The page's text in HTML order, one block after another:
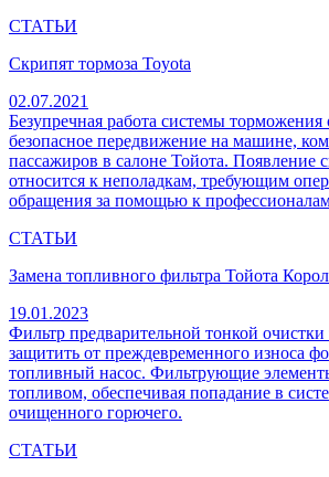
СТАТЬИ
Скрипят тормоза Toyota
02.07.2021
Безупречная работа системы торможения
безопасное передвижение на машине,
пассажиров в салоне Тойота. Появление
относится к неполадкам, требующим
обращения за помощью к
СТАТЬИ
Замена топливного фильтра Тойота
19.01.2023
Фильтр предварительной тонкой
защитить от преждевременного износа
топливный насос. Фильтрующие
топливом, обеспечивая попадание в
очищенного горючего.
СТАТЬИ